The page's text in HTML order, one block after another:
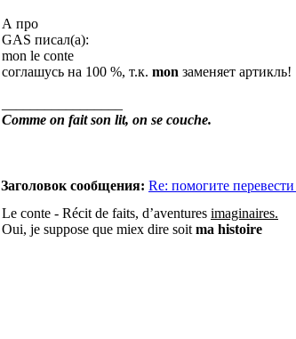
А про
GAS писал(а):
mon le conte
соглашусь на 100 %, т.к. mon заменяет артикль!
Comme on fait son lit, on se couche.
Заголовок сообщения: Re: помогите
Le conte - Récit de faits, d’aventures imaginaires.
Oui, je suppose que miex dire soit ma histoire